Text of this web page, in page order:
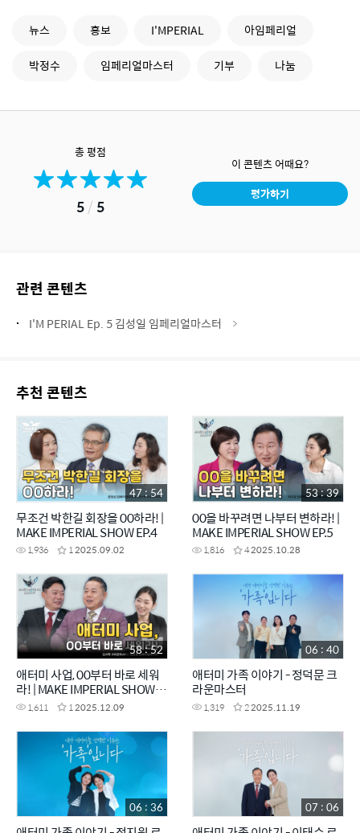
뉴스 홍보 I'MPERIAL
아임페리얼
박정수
임페리얼마스터 기부 나눔
총 평점
5/ 5
이 콘텐츠 어때요?
평가하기
관련 콘텐츠
I'M PERIAL Ep. 5 김성일 임페리얼마스터
추천 콘텐츠
무조건 박한길 회장을 00하라! |
MAKE IMPERIAL SHOW EP.4
1,936 12025.09.02
47 : 54
00을 바꾸려면 나부터 변하라! |
MAKE IMPERIAL SHOW EP.5
1,816 42025.10.28
53 : 39
애터미 사업, 00부터 바로 세워
라! | MAKE IMPERIAL SHOW
EP.61,611 12025.12.09
58 : 52
애터미 가족 이야기 - 정덕문 크
라운마스터
1,319 22025.11.19
06 : 40
06 : 36 07 : 06